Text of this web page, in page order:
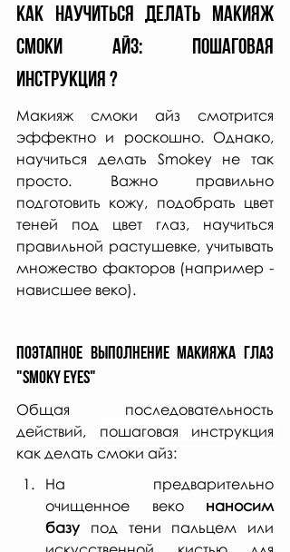
Как научиться делать макияж
смоки айз: пошаговая
инструкция ?
Макияж смоки айз смотрится
эффектно и роскошно. Однако,
научиться делать Smokey не так
просто. Важно правильно
подготовить кожу, подобрать цвет
теней под цвет глаз, научиться
правильной растушевке, учитывать
множество факторов (например -
нависшее веко).
Поэтапное выполнение макияжа глаз
"Smoky eyes"
Общая последовательность
действий,
как делать смоки айз:
На предварительно
очищенное веко наносим
базу под тени пальцем или